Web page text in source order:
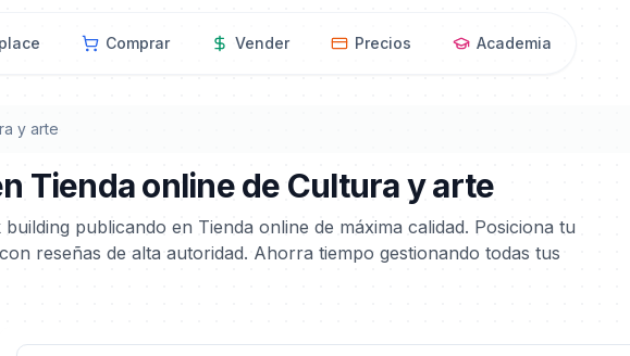
Comprar Vender Precios Academia
y arte
Tienda online de Cultura y arte
publicando en Tienda online de máxima calidad. Posiciona tu
reseñas de alta autoridad. Ahorra tiempo gestionando todas tus